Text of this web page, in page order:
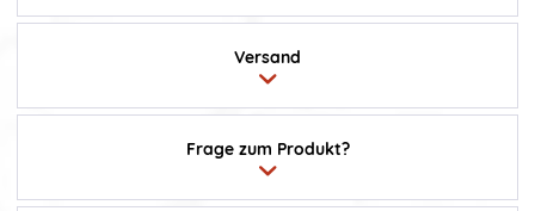
Frage zum Produkt?
Versand